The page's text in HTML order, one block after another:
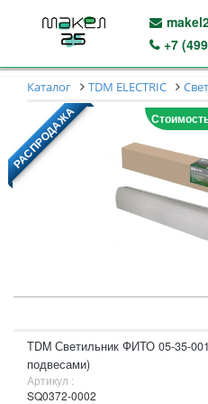
+7
Каталог TDM ELECTRIC
РАСПРОДАЖА
TDM Светильник ФИТО 05-35-
подвесами)
Артикул :
SQ0372-0002